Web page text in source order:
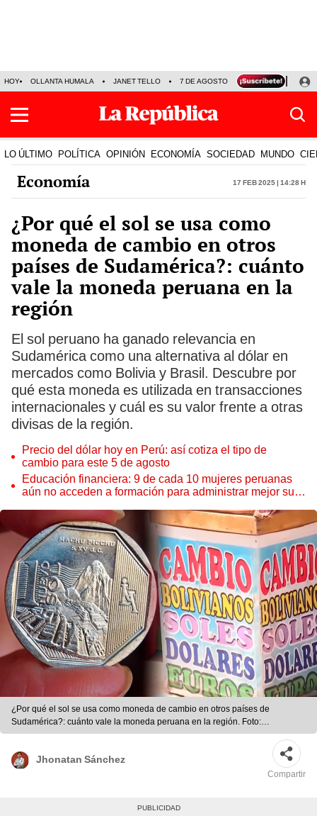
HOY OLLANTA HUMALA JANET TELLO 7 DE AGOSTO TINKA RESULTADOS
LO ÚLTIMO POLÍTICA OPINIÓN ECONOMÍA SOCIEDAD MUNDO
Economía 17 Feb 2025 | 14:28 h
¿Por qué el sol se usa como
moneda de cambio en otros
países de Sudamérica?: cuánto
vale la moneda peruana en la
región
El sol peruano ha ganado relevancia en
Sudamérica como una alternativa al dólar en
mercados como Bolivia y Brasil. Descubre por
qué esta moneda es utilizada en transacciones
internacionales y cuál es su valor frente a otras
divisas de la región.
Precio del dólar hoy en Perú: así cotiza el tipo de
cambio para este 5 de agosto
Educación financiera: 9 de cada 10 mujeres peruanas
aún no acceden a formación para administrar mejor su
¿Por qué el sol se usa como moneda de cambio en otros países de
Sudamérica?: cuánto vale la moneda peruana en la región. Foto:
composición LR/CapturaCuartoPoder/BBC.
Jhonatan Sánchez
Compartir